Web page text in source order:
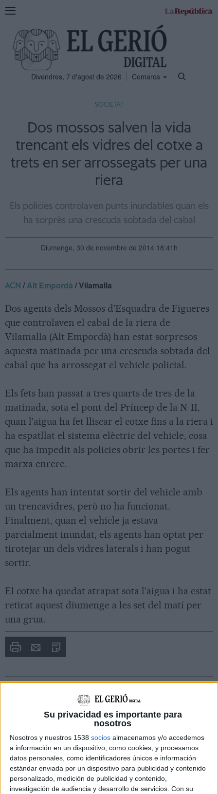
Su privacidad es importante para
nosotros
Nosotros y nuestros 1538 socios almacenamos y/o accedemos
a información en un dispositivo, como cookies, y procesamos
datos personales, como identificadores únicos e información
estándar enviada por un dispositivo para publicidad y contenido
personalizado, medición de publicidad y contenido,
investigación de audiencia y desarrollo de servicios. Con su
Mostra
navegació
Divendres, 7 d'agost de 2026 Comarca
SOCIETAT
Dos mossos salven la vida
trencant els vidres del cotxe a
trets en ser arrossegats per una
riera
Els policies controlaven punts inundables quan els
ha sorprès una crescuda sobtada del cabal
Diumenge, 30 de novembre de 2014 18:41h
ACN /Alt Empordà / Vilamalla
Dos agents dels Mossos d'Esquadra de Figueres
que controlaven el cabal de la riera de
Vilamalla (Alt Empordà) han estat sorpresos
aquesta matinada per una crescuda sobtada del
cabal que ha arrossegat el vehicle policial.
Els fets han passat a tres quarts de tres de la
matinada, sota el pont del Príncep de la N-II,
quan l'aigua ha fet lliscar el cotxe fins a la riera i
ha espatllat el sistema elèctric del vehicle, cosa
que ha impedit als policies obrir les portes i fer
marxa enrere.
Els agents han intentat sortir del vehicle amb
un trencavidres, però no ha funcionat.
Finalment, quan el vehicle ja estava
parcialment inundat, els agents han optat per
tirotejar un dels vidres laterals i han pogut
sortir.
El cotxe ha quedat atrapat sota l'aigua i ha estat
retirat aquest diumenge a les set del matí per
una grua.
Envia